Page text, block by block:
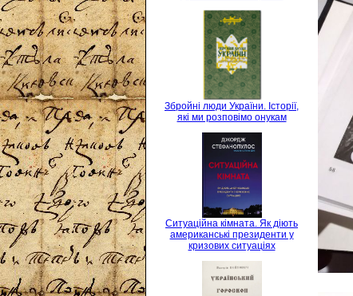
Збройні люди України. Історії,
які ми розповімо онукам
Ситуаційна кімната. Як діють
американські президенти у
кризових ситуаціях